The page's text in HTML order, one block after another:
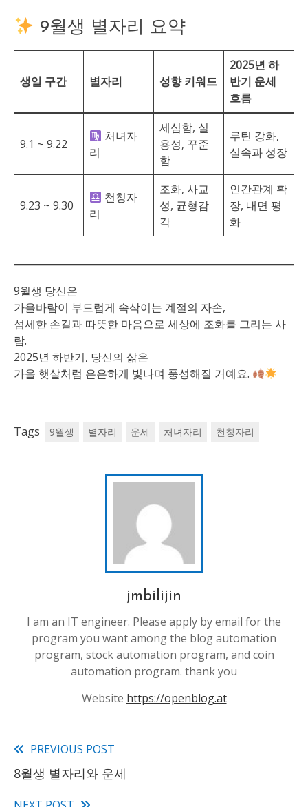
9월생 별자리 요약
생일 구간 별자리 성향 키워드
2025년 하
반기 운세
흐름
9.1 ~ 9.22
처녀자
리
세심함, 실
용성, 꾸준
함
루틴 강화,
실속과 성장
9.23 ~ 9.30
천칭자
리
조화, 사교
성, 균형감
각
인간관계 확
장, 내면 평
화
9월생 당신은
가을바람이 부드럽게 속삭이는 계절의 자손,
섬세한 손길과 따뜻한 마음으로 세상에 조화를 그리는 사
람.
2025년 하반기, 당신의 삶은
가을 햇살처럼 은은하게 빛나며 풍성해질 거예요.
Tags 9월생 별자리 운세 처녀자리 천칭자리
jmbilijin
I am an IT engineer. Please apply by email for the
program you want among the blog automation
program, stock automation program, and coin
automation program. thank you
Website https://openblog.at
Read
more
PREVIOUS POST
8월생 별자리와 운세